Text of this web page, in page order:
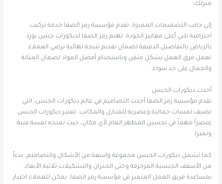
منزلك.
إلى جانب التصميمات المميزة، تقدم مؤسسة رمز الصفا خدمة تركيب
احترافية تلبي أعلى معايير الجودة. تهتم رمز الصفا لديكورات جبس بورد
بالرياض بالتفاصيل الدقيقة لضمان تقديم نتيجة نهائية ترضي العملاء.
تعمل فرق العمل بشكل متقن وباستخدام أفضل المواد لضمان المتانة
والجمال على حد سواء.
أحدث ديكورات الجبس
تقدم مؤسسة رمز الصفا أحدث التصاميم في عالم ديكورات الجبس، التي
تضيف لمسات جمالية وعصرية للمنازل والمكاتب. تعتبر ديكورات الجبس
عنصراً مهماً في تحسين المظهر العام لأي مكان، حيث تمنحه لمسة فنية
وتميزا.
كما تشمل ديكورات الجبس مجموعة واسعة من الأشكال والتصاميم، بدءاً
من الأسقف الجبسية المزخرفة وحتى الجدران والتشكيلات ثلاثية الأبعاد.
بمساعدة فريق العمل المتميز في مؤسسة رمز الصفا، يمكن للعملاء اختيار